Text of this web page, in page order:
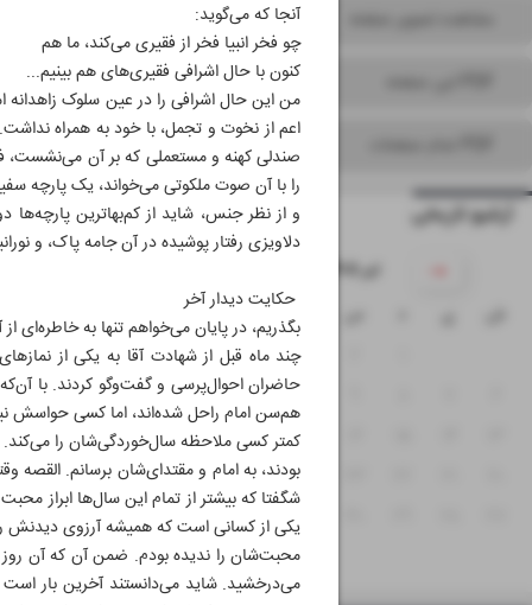
آنجا که می‌گوید:
چو فخر انبیا فخر از فقیری می‌کند، ما هم
کنون با حال اشرافی فقیری‌های هم بینیم...
من این حال اشرافی را در عین سلوک
اعم از نخوت و تجمل، با خود به همراه
صندلی کهنه و مستعملی که بر آن می‌نشست،
را با آن صوت ملکوتی می‌خواند، یک پارچه‌
و از نظر جنس، شاید از کم‌بهاترین
دلاویزی رفتار پوشیده در آن جامه‌ پاک، و
حکایت دیدار آخر
بگذریم، در پایان می‌خواهم تنها به خاطره‌ای
چند ماه قبل از شهادت آقا به یکی از
هم‌سن امام راحل شده‌اند، اما کسی حواسش
کمتر کسی ملاحظه‌ سال‌خوردگی‌شان را
بودند، به امام و مقتدای‌شان برسانم.
شگفتا که بیشتر از تمام این سال‌ها ابراز
یکی از کسانی است که همیشه آرزوی دیدنش را
محبت‌شان را ندیده بودم. ضمن آن که آن روز
می‌درخشید. شاید می‌دانستند آخرین بار است
آرشیو تاریخی
۱۴۰۵ تیر
پ ج
۴
۵
۱۱
۱۲
۱۷ ۱۸
۱۹
۲۴ ۲۵
۲۶
۳۱